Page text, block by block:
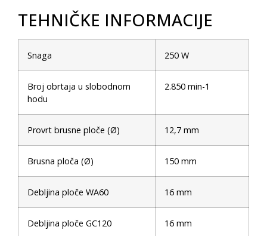
TEHNIČKE INFORMACIJE
Snaga 250 W
Broj obrtaja u slobodnom
hodu
2.850 min-1
Provrt brusne ploče (Ø) 12,7 mm
Brusna ploča (Ø) 150 mm
Debljina ploče WA60 16 mm
Debljina ploče GC120 16 mm